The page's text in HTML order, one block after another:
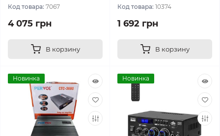
Код товара: 7067
4 075 грн
В корзину
Код товара: 10374
1 692 грн
В корзину
Новинка Новинка